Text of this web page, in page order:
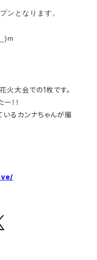
ンとなります。
火大会での1枚です。
！！
いるカンナちゃんが撮